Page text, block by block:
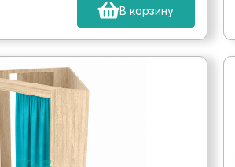
В корзину